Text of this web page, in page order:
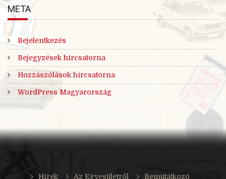
META
Bejelentkezés
Bejegyzések hírcsatorna
Hozzászólások hírcsatorna
WordPress Magyarország
Hírek Az Egyesületről Bemutatkozó